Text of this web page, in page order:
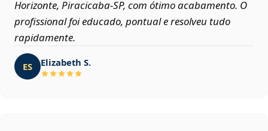
Horizonte, Piracicaba‑SP, com ótimo acabamento. O
profissional foi educado, pontual e resolveu tudo
rapidamente.
ES Elizabeth S.